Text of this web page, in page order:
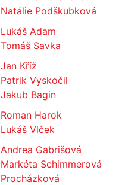
Natálie Podškubková
Lukáš Adam
Tomáš Savka
Jan Kříž
Patrik Vyskočil
Jakub Bagin
Roman Harok
Lukáš Vlček
Andrea Gabrišová
Markéta Schimmerová
Procházková